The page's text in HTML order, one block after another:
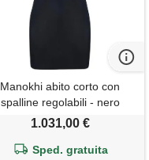
Manokhi abito corto con
spalline regolabili - nero
1.031,00 €
Sped. gratuita